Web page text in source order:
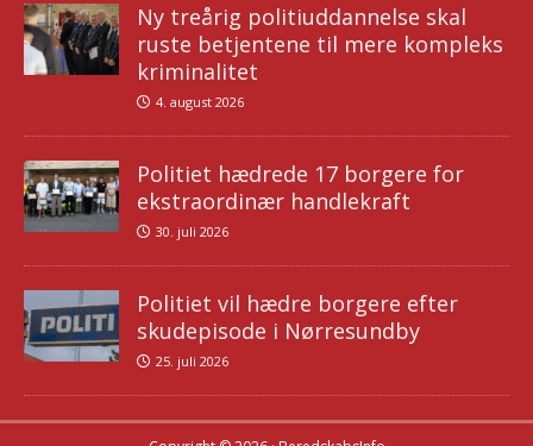
Ny treårig politiuddannelse skal
ruste betjentene til mere kompleks
kriminalitet
4. august 2026
Politiet hædrede 17 borgere for
ekstraordinær handlekraft
30. juli 2026
Politiet vil hædre borgere efter
skudepisode i Nørresundby
25. juli 2026